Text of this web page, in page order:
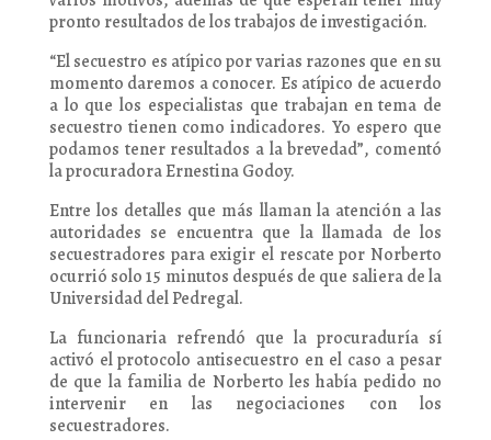
pronto resultados de los trabajos de investigación.
“El secuestro es atípico por varias razones que en su
momento daremos a conocer. Es atípico de acuerdo
a lo que los especialistas que trabajan en tema de
secuestro tienen como indicadores. Yo espero que
podamos tener resultados a la brevedad”, comentó
la procuradora Ernestina Godoy.
Entre los detalles que más llaman la atención a las
autoridades se encuentra que la llamada de los
secuestradores para exigir el rescate por Norberto
ocurrió solo 15 minutos después de que saliera de la
Universidad del Pedregal.
La funcionaria refrendó que la procuraduría sí
activó el protocolo antisecuestro en el caso a pesar
de que la familia de Norberto les había pedido no
intervenir en las negociaciones con los
secuestradores.